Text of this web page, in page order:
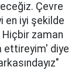
Çevre
en iyi şekilde
Hiçbir zaman
ettireyim' diye